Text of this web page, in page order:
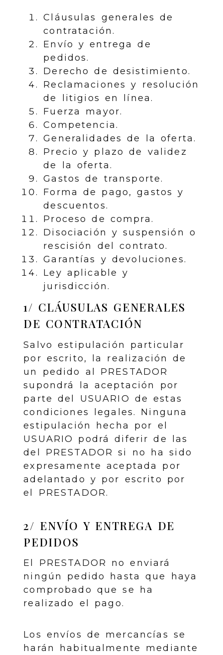
Cláusulas generales de
contratación.
Envío y entrega de
pedidos.
Derecho de desistimiento.
Reclamaciones y resolución
de litigios en línea.
Fuerza mayor.
Competencia.
Generalidades de la oferta.
Precio y plazo de validez
de la oferta.
Gastos de transporte.
Forma de pago, gastos y
descuentos.
Proceso de compra.
Disociación y suspensión o
rescisión del contrato.
Garantías y devoluciones.
Ley aplicable y
jurisdicción.
1/ CLÁUSULAS GENERALES
DE CONTRATACIÓN
Salvo estipulación particular
por escrito, la realización de
un pedido al PRESTADOR
supondrá la aceptación por
parte del USUARIO de estas
condiciones legales. Ninguna
estipulación hecha por el
USUARIO podrá diferir de las
del PRESTADOR si no ha sido
expresamente aceptada por
adelantado y por escrito por
el PRESTADOR.
2/ ENVÍO Y ENTREGA DE
PEDIDOS
El PRESTADOR no enviará
ningún pedido hasta que haya
comprobado que se ha
realizado el pago.
Los envíos de mercancías se
harán habitualmente mediante